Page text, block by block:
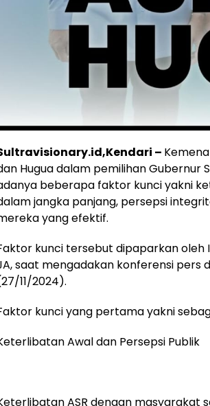
–
Hugua dalam pemilihan Gubernur
beberapa faktor kunci yakni
jangka panjang, persepsi
yang efektif.
kunci tersebut dipaparkan oleh
saat mengadakan konferensi pers
11/2024).
kunci yang pertama yakni
Awal dan Persepsi Publik
ASR dengan masyarakat